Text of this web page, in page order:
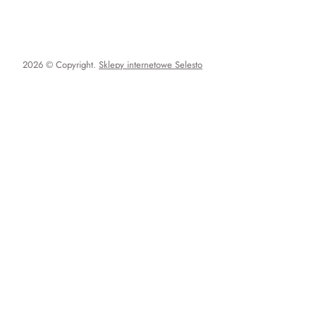
2026 © Copyright. Sklepy internetowe Selesto